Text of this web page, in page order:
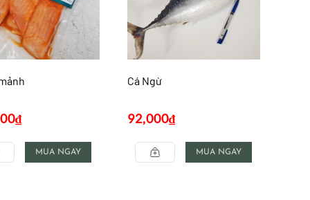
₫
MUA NGAY
Cá Ngừ
92,000₫
MUA NGAY